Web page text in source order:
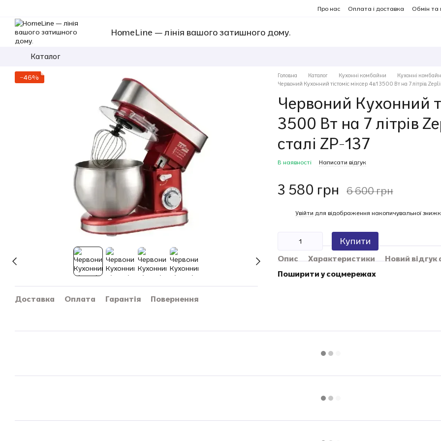
Про нас Оплата і доставка Обмін та
HomeLine — лінія вашого затишного дому.
Каталог
−46%
Доставка Оплата Гарантія Повернення
Головна Каталог Кухонні комбайни
Кухонні
Червоний Кухонний тістоміс міксер 4в1 3500 Вт на 7 літрів
Червоний Кухонний
3500 Вт на 7 літрів
сталі ZP-137
В наявності Написати відгук
3 580 грн 6 600 грн
Увійти для відображення накопичувальної
Купити
Опис Характеристики
Новий відгук
Поширити у соцмережах